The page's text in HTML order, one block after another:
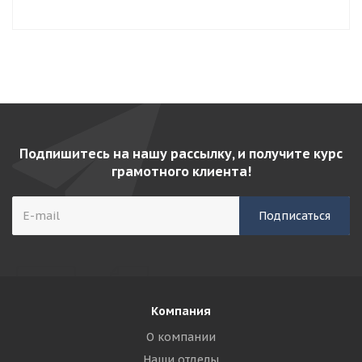
Подпишитесь на нашу рассылку, и получите курс
грамотного клиента!
Компания
О компании